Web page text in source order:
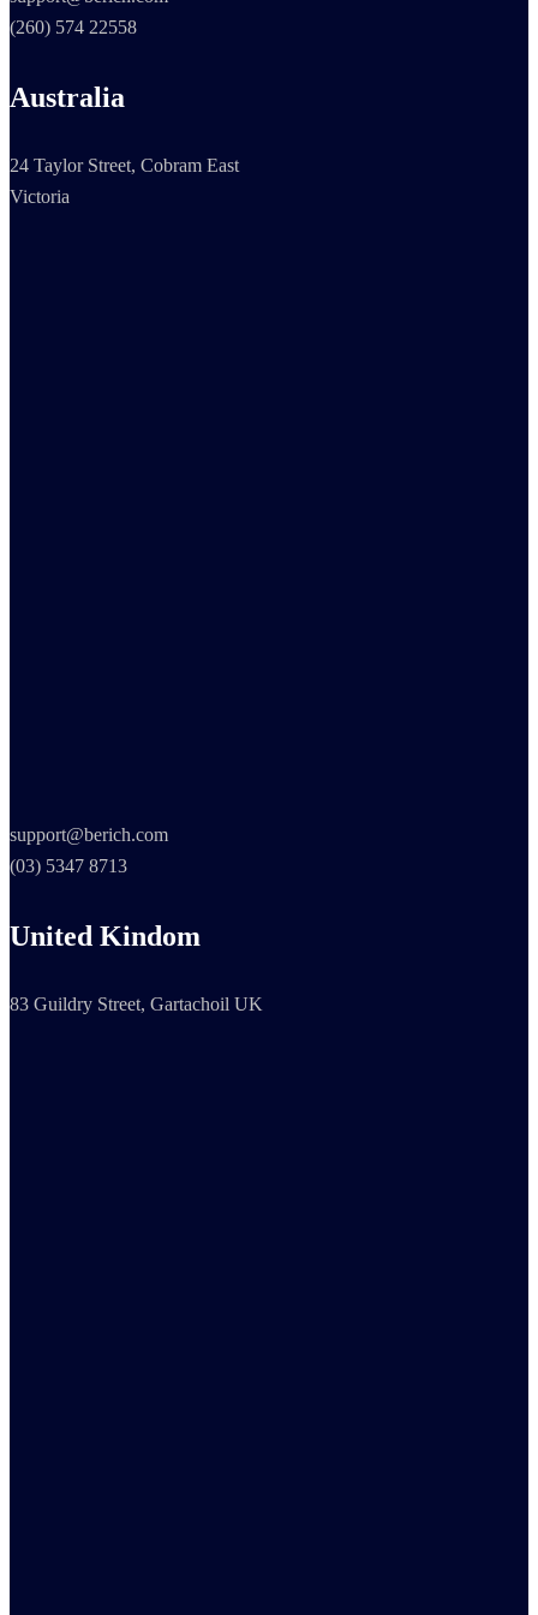
(260) 574 22558
Australia
24 Taylor Street, Cobram East
Victoria
support@berich.com
(03) 5347 8713
United Kindom
83 Guildry Street, Gartachoil UK